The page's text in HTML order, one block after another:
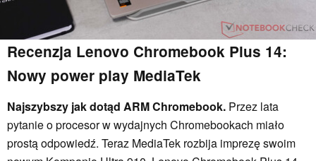
Recenzja Lenovo Chromebook Plus 14:
Nowy power play MediaTek
Najszybszy jak dotąd ARM Chromebook. Przez lata
pytanie o procesor w wydajnych Chromebookach miało
prostą odpowiedź. Teraz MediaTek rozbija imprezę swoim